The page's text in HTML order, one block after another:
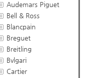
Audemars Piguet
Bell & Ross
Blancpain
Breguet
Breitling
Bvlgari
Cartier